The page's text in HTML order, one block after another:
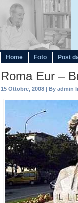
Home Foto Post
Roma Eur –
15 Ottobre, 2008 | By admin